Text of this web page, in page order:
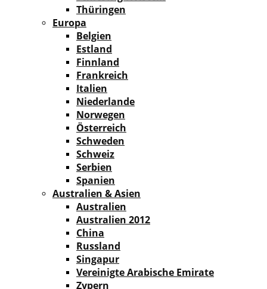
Thüringen
Europa
Belgien
Estland
Finnland
Frankreich
Italien
Niederlande
Norwegen
Österreich
Schweden
Schweiz
Serbien
Spanien
Australien & Asien
Australien
Australien 2012
China
Russland
Singapur
Vereinigte Arabische Emirate
Zypern